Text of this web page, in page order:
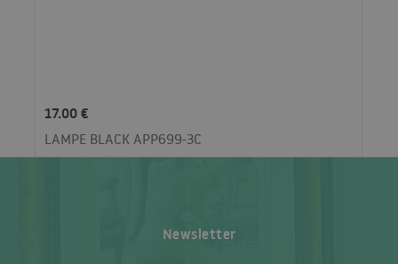
17.00 €
LAMPE BLACK APP699-3C
Newsletter